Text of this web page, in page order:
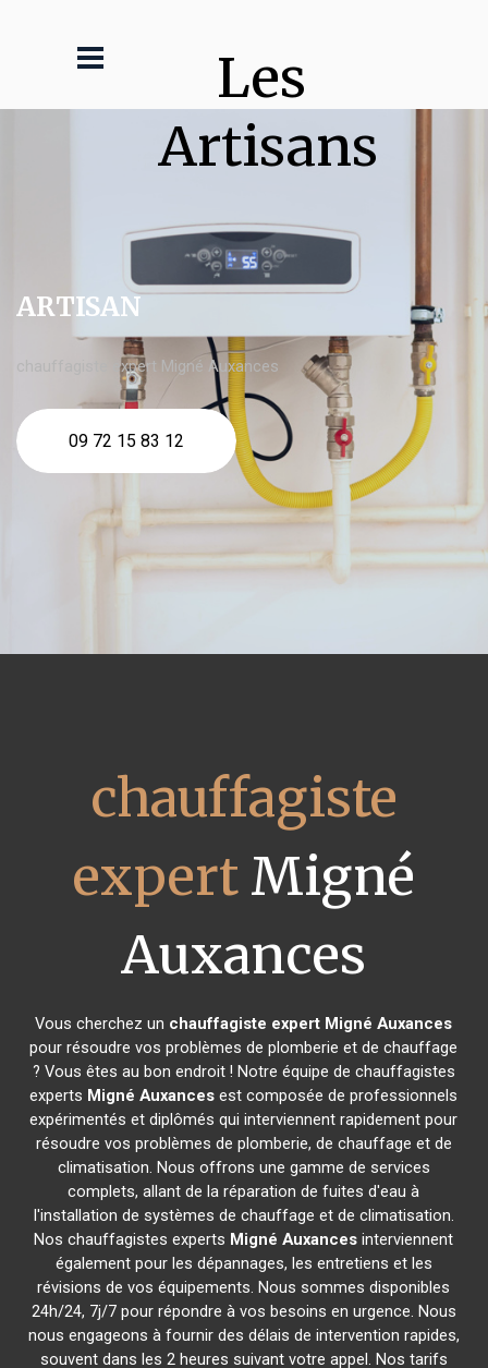
Les
Artisans
ARTISAN
chauffagiste expert Migné Auxances
09 72 15 83 12
chauffagiste
expertMigné
Auxances
Vous cherchez un chauffagiste expert Migné Auxances
pour résoudre vos problèmes de plomberie et de chauffage
? Vous êtes au bon endroit ! Notre équipe de chauffagistes
experts Migné Auxances est composée de professionnels
expérimentés et diplômés qui interviennent rapidement pour
résoudre vos problèmes de plomberie, de chauffage et de
climatisation. Nous offrons une gamme de services
complets, allant de la réparation de fuites d'eau à
l'installation de systèmes de chauffage et de climatisation.
Nos chauffagistes experts Migné Auxances interviennent
également pour les dépannages, les entretiens et les
révisions de vos équipements. Nous sommes disponibles
24h/24, 7j/7 pour répondre à vos besoins en urgence. Nous
nous engageons à fournir des délais de intervention rapides,
souvent dans les 2 heures suivant votre appel. Nos tarifs